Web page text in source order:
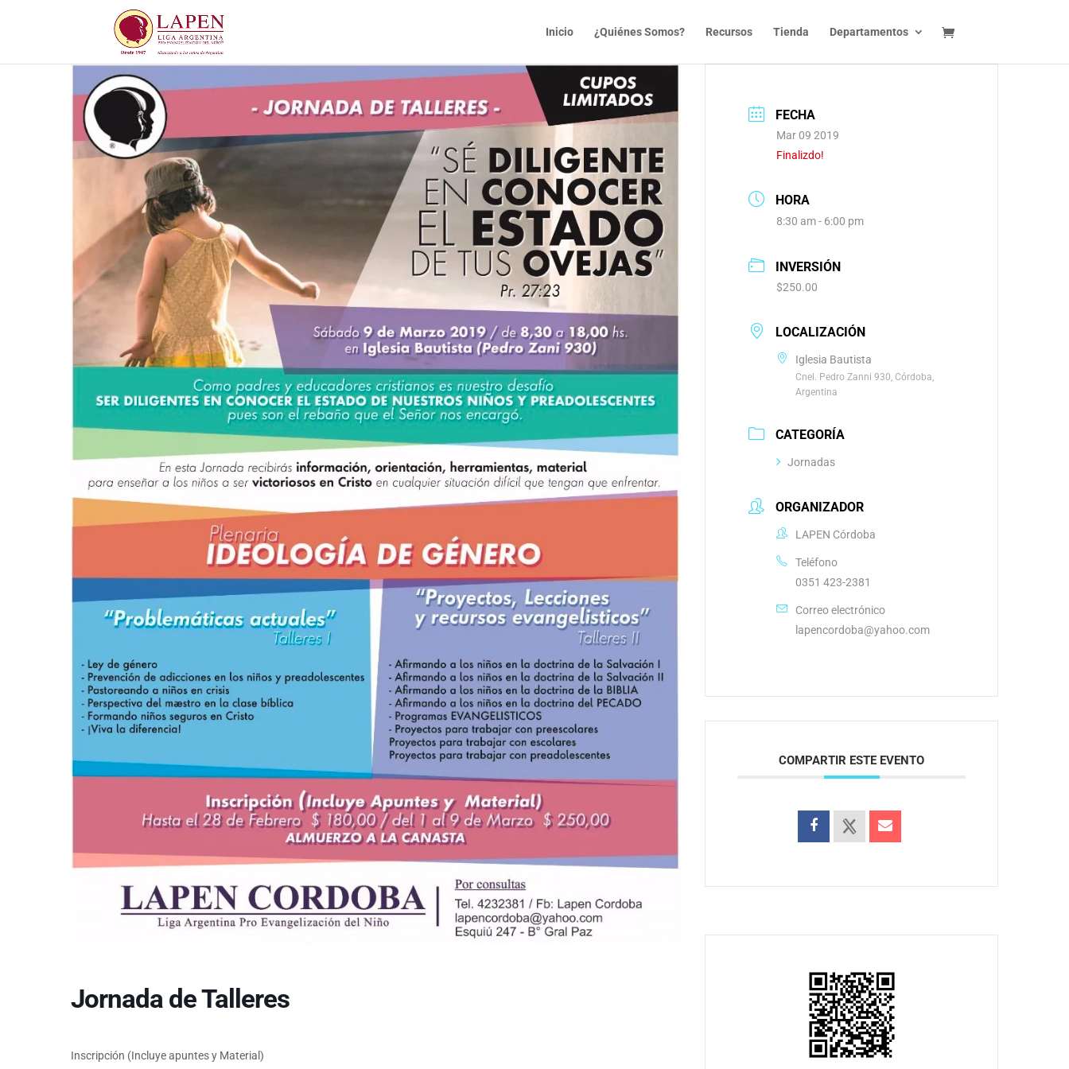
Inicio ¿Quiénes Somos? Recursos Tienda Departamentos
Jornada de Talleres
Inscripción (Incluye apuntes y Material)
FECHA
Mar 09 2019
Finalizdo!
HORA
8:30 am - 6:00 pm
INVERSIÓN
$250.00
LOCALIZACIÓN
Iglesia Bautista
Cnel. Pedro Zanni 930, Córdoba,
Argentina
CATEGORÍA
Jornadas
ORGANIZADOR
LAPEN Córdoba
Teléfono
0351 423-2381
Correo electrónico
lapencordoba@yahoo.com
COMPARTIR ESTE EVENTO